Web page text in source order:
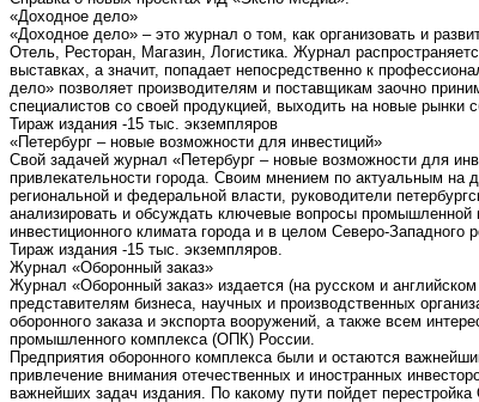
«Доходное дело»
«Доходное дело» – это журнал о том, как организовать и
Отель, Ресторан, Магазин, Логистика. Журнал
выставках, а значит, попадает непосредственно к
дело» позволяет производителям и поставщикам заочно
специалистов со своей продукцией, выходить на новые рынки
Тираж издания -15 тыс. экземпляров
«Петербург – новые возможности для инвестиций»
Свой задачей журнал «Петербург – новые возможности для
привлекательности города. Своим мнением по актуальным на
региональной и федеральной власти, руководители
анализировать и обсуждать ключевые вопросы промышленной
инвестиционного климата города и в целом Северо-Западного
Тираж издания -15 тыс. экземпляров.
Журнал «Оборонный заказ»
Журнал «Оборонный заказ» издается (на русском и
представителям бизнеса, научных и производственных
оборонного заказа и экспорта вооружений, а также всем
промышленного комплекса (ОПК) России.
Предприятия оборонного комплекса были и остаются
привлечение внимания отечественных и иностранных
важнейших задач издания. По какому пути пойдет